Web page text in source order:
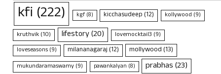
kfi (222) kgf(8) kicchasudeep(12) kollywood (9)
kruthvik(10) lifestory(20) lovemocktail3 (9)
loveseasons (9) milananagaraj(12) mollywood(13)
mukundaramaswamy (9) pawankalyan (8) prabhas(23)